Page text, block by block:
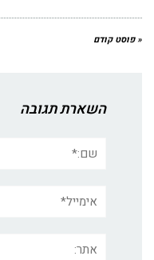
« פוסט קודם
השארת תגובה